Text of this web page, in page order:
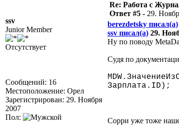
ssv
Junior Member
Отсутствует
Сообщений: 16
Местоположение: Орел
Зарегистрирован: 29. Ноября
2007
Пол:
Re: Работа с
Ответ #5 - 29.
berezdetsky писал(а)
ssv писал(а) 29.
Ну по поводу
Судя по
Зарплата.ID);
Сорри уже тоже